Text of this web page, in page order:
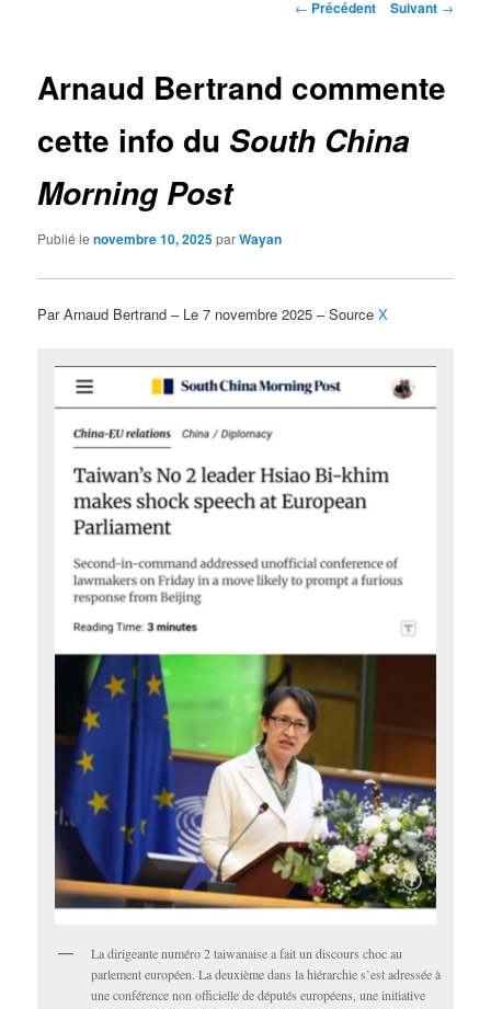
Navigation
← Précédent Suivant →
Arnaud Bertrand commente
cette info du South China
Morning Post
Publié lenovembre 10, 2025parWayan
Par Arnaud Bertrand – Le 7 novembre 2025 – SourceX
La dirigeante numéro 2 taiwanaise a fait un discours choc au
parlement européen. La deuxième dans la hiérarchie s’est adressée à
une conférence non officielle de députés européens, une initiative